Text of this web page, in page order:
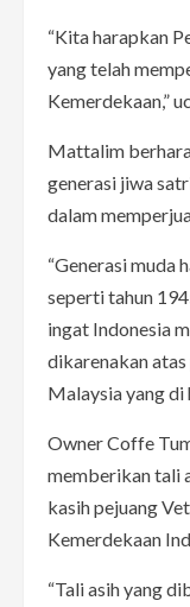
“Kita harapkan
yang telah
Kemerdekaan,”
Mattalim
generasi jiwa
dalam
“Generasi muda
seperti tahun
ingat Indonesia
dikarenakan
Malaysia yang di
Owner Coffe
memberikan tali
kasih pejuang
Kemerdekaan
“Tali asih yang